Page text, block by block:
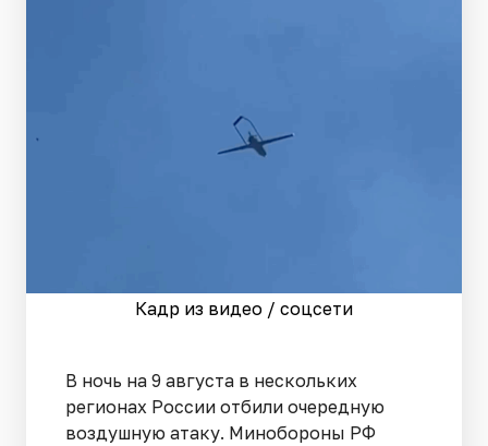
Кадр из видео / соцсети
В ночь на 9 августа в нескольких
регионах России отбили очередную
воздушную атаку. Минобороны РФ